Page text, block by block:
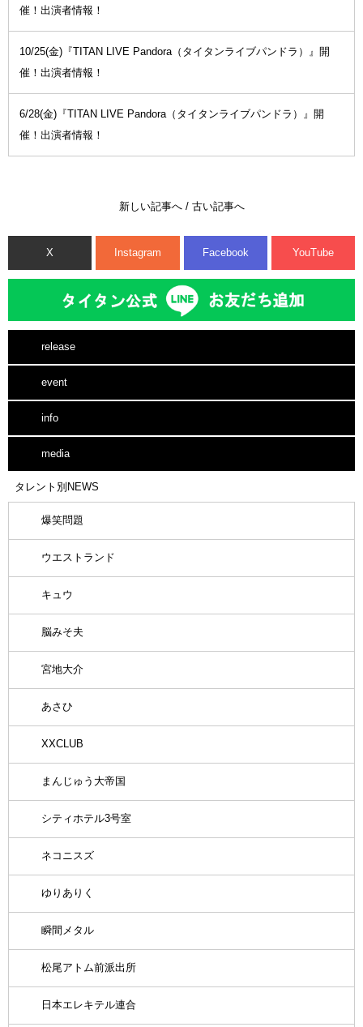
催！出演者情報！
10/25(金)『TITAN LIVE Pandora（タイタンライブパンドラ）』開
催！出演者情報！
6/28(金)『TITAN LIVE Pandora（タイタンライブパンドラ）』開
催！出演者情報！
新しい記事へ/ 古い記事へ
X Instagram Facebook YouTube
release
event
info
media
タレント別NEWS
爆笑問題
ウエストランド
キュウ
脳みそ夫
宮地大介
あさひ
XXCLUB
まんじゅう大帝国
シティホテル3号室
ネコニスズ
ゆりありく
瞬間メタル
松尾アトム前派出所
日本エレキテル連合